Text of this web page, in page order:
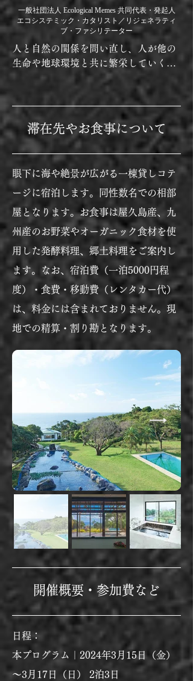
2024年春に屋久島に移住予定。
一般社団法人 Ecological Memes 共同代表・発起人
エコシステミック・カタリスト／リジェネラティ
ブ・ファシリテーター
人と自然の関係を問い直し、人が他の
生命や地球環境と共に繁栄していく未
来（リジェネレーション）に向けた探
Memes 共同代表/発起人。インドやケ
ニアなど世界28ヶ国を旅した後、社会
的事業を仕掛ける起業家支援に従事。
その後、個人の生きる感覚を起点とし
た事業創造や組織変革を幅広い業界で
支援したのち、独立。現在は、主に循
環・再生型社会の実現に向けたビジョ
ン・ミッションづくり、事業コンセプ
ト策定、リーダーシップ醸成などを支
援・媒介するフリーランスのカタリス
ト・共創ファシリテーターとして活
動。
座右の銘は行雲流水。趣味が高じて通
訳案内士や漢方・薬膳の資格を持つ。
菌と共に暮らす ぬか床共発酵コミュニ
ティ主宰。馬と人とが共にある クイー
ンズメドウ Studios 企画ディレクタ
ー。株式会社BIOTOPE 共創パートナ
ー。IDEAS FOR GOOD Business
Design Lab アドバイザー。一般社団法
人 EcologicalMemes 代表理事。『リジ
ェネラティブ・リーダーシップ』を日
本に伝え、実践・深化させるためのリ
ーダーシッププログラムや翻訳活動も
展開中。
https://lit.link/yasuhirokobayashi
滞在先やお食事について
眼下に海や絶景が広がる一棟貸しコテ
ージに宿泊します。同性数名での相部
屋となります。お食事は屋久島産、九
州産のお野菜やオーガニック食材を使
用した発酵料理、郷土料理をご案内し
ます。
なお、宿泊費（一泊5000円程
度）・食費・移動費（レンタカー代）
は、料金には含まれておりません。現
地での精算・割り勘となります。
開催概要・参加費など
日程：
本プログラム｜2024年3月15日（金）
～3月17日（日） 2泊3日